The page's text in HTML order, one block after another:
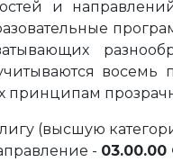
и
восемь
принципам
(высшую
-